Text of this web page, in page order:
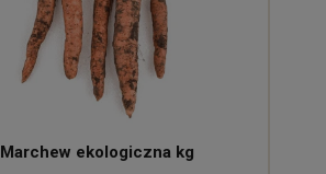
Marchew ekologiczna kg